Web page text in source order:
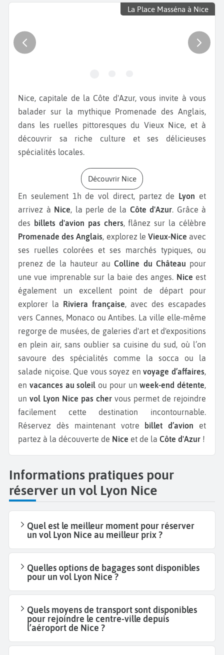
La Place Masséna à Nice
Nice, capitale de la Côte d'Azur, vous invite à vous
balader sur la mythique Promenade des Anglais,
dans les ruelles pittoresques du Vieux Nice, et à
découvrir sa riche culture et ses délicieuses
spécialités locales.
Découvrir Nice
En seulement 1h de vol direct, partez de Lyon et
arrivez à Nice, la perle de la Côte d'Azur. Grâce à
des
billets d'avion pas chers, flânez sur la célèbre
Promenade des Anglais, explorez le Vieux-Nice avec
ses ruelles colorées et ses marchés typiques, ou
prenez de la hauteur auColline du Château pour
une vue imprenable sur la baie des anges. Nice est
également un excellent point de départ pour
explorer la
Riviera française, avec des escapades
vers Cannes, Monaco ou Antibes. La ville elle-même
regorge de musées, de galeries d'art et d'expositions
en plein air, sans oublier sa cuisine du sud, où l’on
savoure des spécialités comme la socca ou la
salade niçoise. Que vous soyez envoyage d’affaires,
en vacances au soleil ou pour unweek-end détente,
un vol Lyon Nice pas cher vous permet de rejoindre
facilement cette destination incontournable.
Réservez dès maintenant votre billet d’avion et
partez à la découverte de Nice et de la Côte d'Azur !
Informations pratiques pour
réserver un vol Lyon Nice
Quel est le meilleur moment pour réserver
un vol Lyon Nice au meilleur prix ?
Quelles options de bagages sont disponibles
pour un vol Lyon Nice ?
Quels moyens de transport sont disponibles
pour rejoindre le centre-ville depuis
l’aéroport de Nice ?